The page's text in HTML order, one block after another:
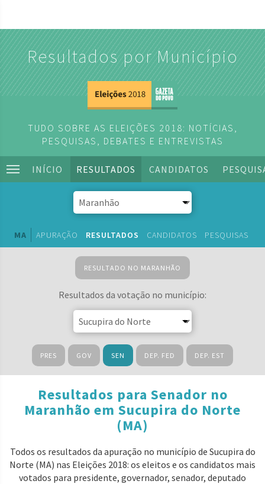
Resultados por Município
TUDO SOBRE AS ELEIÇÕES 2018: NOTÍCIAS,
PESQUISAS, DEBATES E ENTREVISTAS
INÍCIO RESULTADOS CANDIDATOS
MA APURAÇÃO RESULTADOS CANDIDATOS PESQUISAS
RESULTADO NO MARANHÃO
Resultados da votação no município:
PRES GOV SEN DEP. FED DEP. EST
Resultados para Senador no
Maranhão em Sucupira do Norte
(MA)
Todos os resultados da apuração no município de Sucupira do
Norte (MA) nas Eleições 2018: os eleitos e os candidatos mais
votados para presidente, governador, senador, deputado